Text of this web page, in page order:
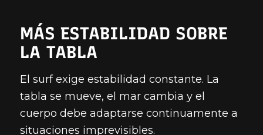
MÁS ESTABILIDAD SOBRE
LA TABLA
El surf exige estabilidad constante. La
tabla se mueve, el mar cambia y el
cuerpo debe adaptarse continuamente a
situaciones imprevisibles.